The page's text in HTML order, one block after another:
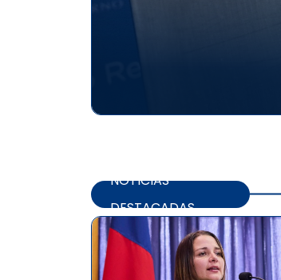
NOTICIAS
DESTACADAS